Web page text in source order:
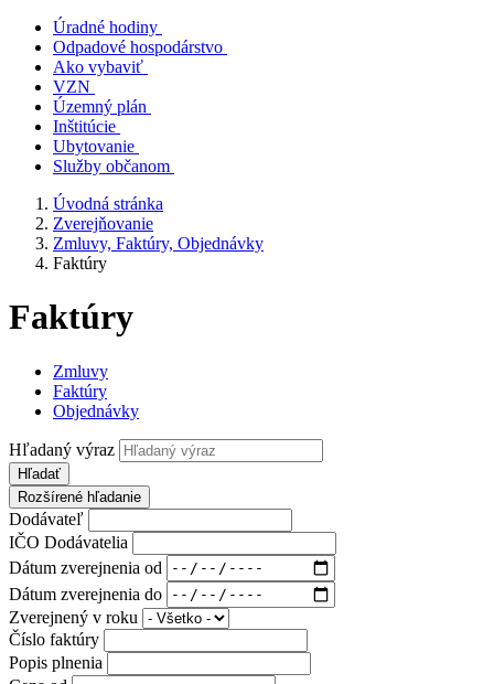
Úradné hodiny
Odpadové hospodárstvo
Ako vybaviť
VZN
Územný plán
Inštitúcie
Ubytovanie
Služby občanom
Úvodná stránka
Zverejňovanie
Zmluvy, Faktúry, Objednávky
Faktúry
Faktúry
Zmluvy
Faktúry
Objednávky
Hľadaný výraz
Hľadať
Rozšírené hľadanie
Dodávateľ
IČO Dodávatelia
Dátum zverejnenia od
Dátum zverejnenia do
Zverejnený v roku
Číslo faktúry
Popis plnenia